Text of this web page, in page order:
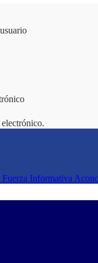
Fuerza Informativa